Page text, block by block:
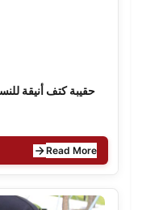
حقيبة كتف أنيقة
Read More